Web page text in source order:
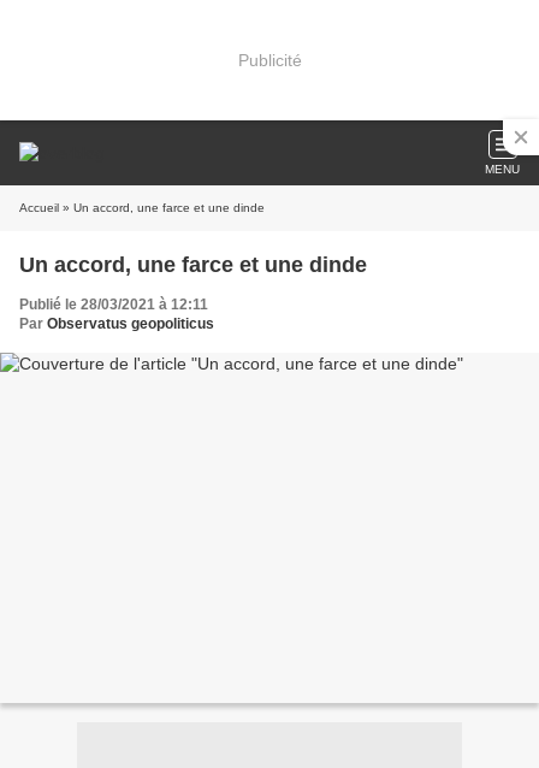
Publicité
MENU
Accueil » Un accord, une farce et une dinde
Un accord, une farce et une dinde
Publié le 28/03/2021 à 12:11
Par Observatus geopoliticus